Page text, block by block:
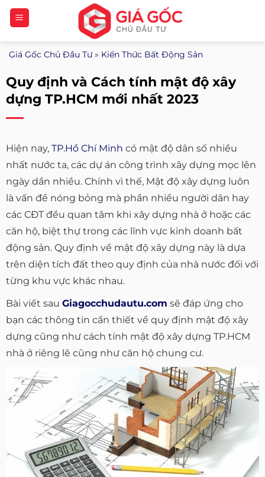
Bỏ
qua
nội
dung
Giá Gốc Chủ Đầu Tư» Kiến Thức Bất Động Sản
Quy định và Cách tính mật độ xây
dựng TP.HCM mới nhất 2023
Hiện nay, TP.Hồ Chí Minh có mật độ dân số nhiều
nhất nước ta, các dự án công trình xây dựng mọc lên
ngày dần nhiều. Chính vì thế, Mật độ xây dựng luôn
là vấn đề nóng bỏng mà phần nhiều người dân hay
các CĐT đều quan tâm khi xây dựng nhà ở hoặc các
căn hộ, biệt thự trong các lĩnh vực kinh doanh bất
động sản. Quy định về mật độ xây dựng này là dựa
trên diện tích đất theo quy định của nhà nước đối với
từng khu vực khác nhau.
Bài viết sau Giagocchudautu.com sẽ đáp ứng cho
bạn các thông tin cần thiết về quy định mật độ xây
dựng cũng như cách tính mật độ xây dựng TP.HCM
nhà ở riêng lẽ cũng như căn hộ chung cư.